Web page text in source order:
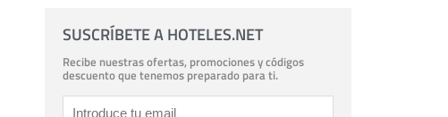
SUSCRÍBETE A HOTELES.NET
Recibe nuestras ofertas, promociones y códigos
descuento que tenemos preparado para ti.